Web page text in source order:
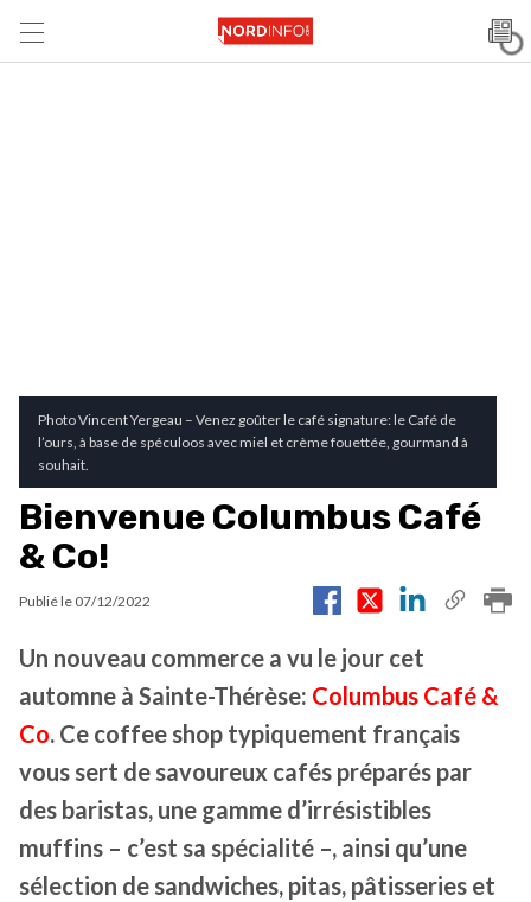
Photo Vincent Yergeau – Venez goûter le café signature: le Café de
l’ours, à base de spéculoos avec miel et crème fouettée, gourmand à
souhait.
Bienvenue Columbus Café
& Co!
Publié le 07/12/2022
Un nouveau commerce a vu le jour cet
automne à Sainte-Thérèse: Columbus Café &
Co. Ce coffee shop typiquement français
vous sert de savoureux cafés préparés par
des baristas, une gamme d’irrésistibles
muffins – c’est sa spécialité –, ainsi qu’une
sélection de sandwiches, pitas, pâtisseries et